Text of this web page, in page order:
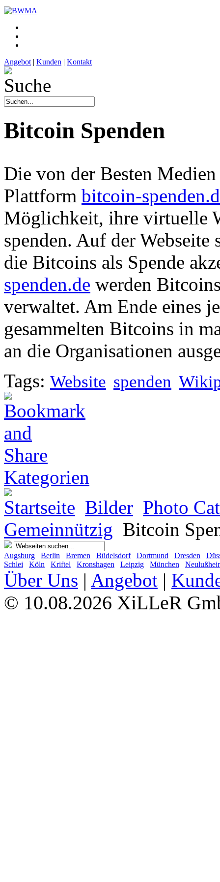
Angebot | Kunden | Kontakt
Bitcoin Spenden
Die von der Besten
Plattform bitcoin-
Möglichkeit, ihre virtuelle
spenden. Auf der
die Bitcoins als Spende
spenden.de werden
verwaltet. Am Ende eines
gesammelten Bitcoins in
an die Organisationen
Tags: Website spenden
Kategorien
Startseite Bilder Photo
Gemeinnützig Bitcoin
Augsburg Berlin Bremen Büdelsdorf Dortmund Dresden
Schlei
Köln Kriftel Kronshagen Leipzig München
Über Uns | Angebot |
© 10.08.2026 XiLLeR